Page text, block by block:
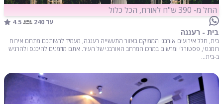
החל מ- 390 ש"ח לאורח, הכל כלול
עד 240 4.5
בית - רעננה
בית, חלל אירועים אורבני הממוקם באזור התעשייה רעננה, מעמיד לרשותכם מתחם אירוח
רומנטי, פסטורלי ומרשים במרכז המרחב האורבני של העיר. אתם מוזמנים להיכנס ולהרגיש
ב-בית...